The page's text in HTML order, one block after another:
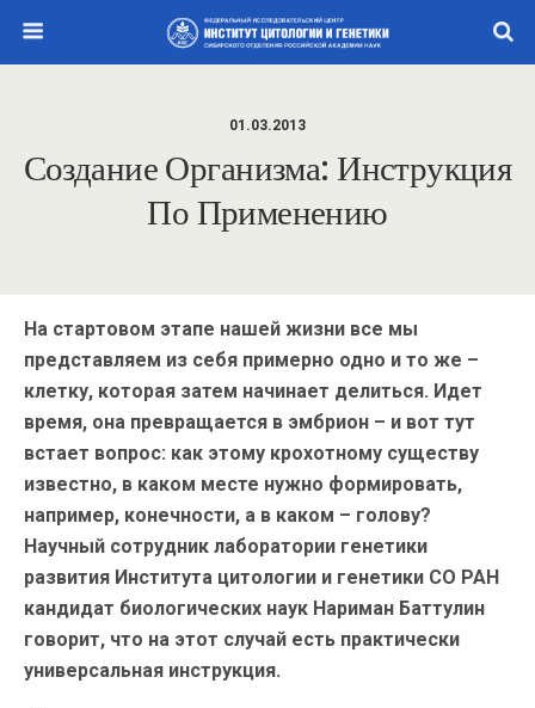
01.03.2013
Создание Организма: Инструкция
По Применению
На стартовом этапе нашей жизни все мы
представляем из себя примерно одно и то же –
клетку, которая затем начинает делиться. Идет
время, она превращается в эмбрион – и вот тут
встает вопрос: как этому крохотному существу
известно, в каком месте нужно формировать,
например, конечности, а в каком – голову?
Научный сотрудник лаборатории генетики
развития Института цитологии и генетики СО РАН
кандидат биологических наук Нариман Баттулин
говорит, что на этот случай есть практически
универсальная инструкция.